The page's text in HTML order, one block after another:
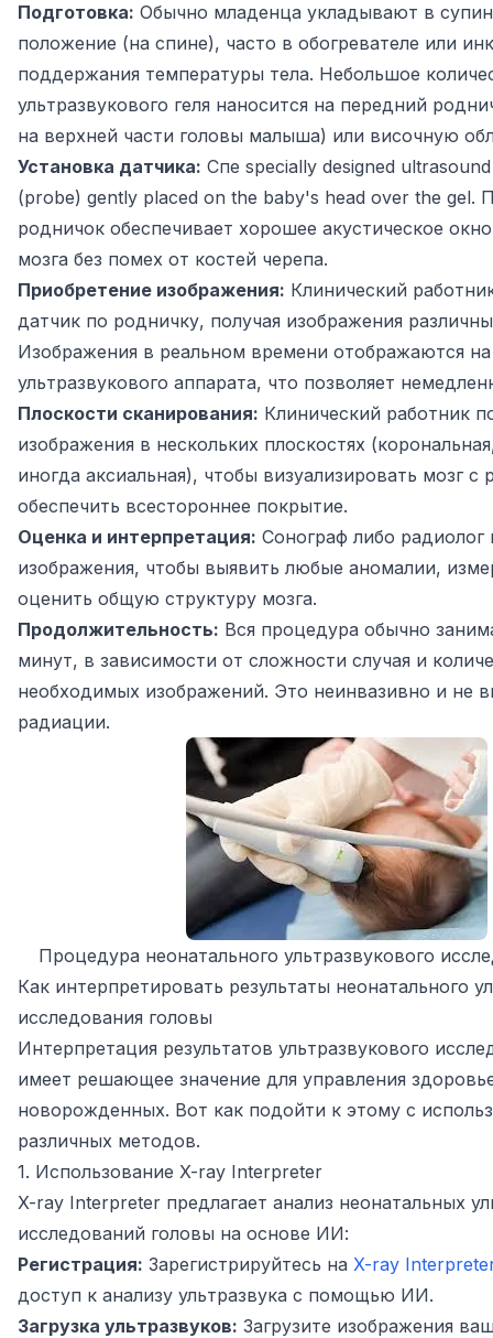
Подготовка: Обычно младенца укладывают в
положение (на спине), часто в обогревателе или
поддержания температуры тела. Небольшое
ультразвукового геля наносится на передний
на верхней части головы малыша) или височную
Установка датчика: Спе specially designed
(probe) gently placed on the baby's head over the gel.
родничок обеспечивает хорошее акустическое
мозга без помех от костей черепа.
Приобретение изображения: Клинический
датчик по родничку, получая изображения
Изображения в реальном времени отображаются
ультразвукового аппарата, что позволяет
Плоскости сканирования: Клинический работник
изображения в нескольких плоскостях
иногда аксиальная), чтобы визуализировать мозг с
обеспечить всестороннее покрытие.
Оценка и интерпретация: Сонограф либо радиолог
изображения, чтобы выявить любые аномалии,
оценить общую структуру мозга.
Продолжительность: Вся процедура обычно
минут, в зависимости от сложности случая и
необходимых изображений. Это неинвазивно и не
радиации.
Процедура неонатального ультразвукового
Как интерпретировать результаты неонатального
исследования головы
Интерпретация результатов ультразвукового
имеет решающее значение для управления
новорожденных. Вот как подойти к этому с
различных методов.
1. Использование X-ray Interpreter
X-ray Interpreter предлагает анализ неонатальных
исследований головы на основе ИИ:
Регистрация: Зарегистрируйтесь на X-ray
доступ к анализу ультразвука с помощью ИИ.
Загрузка ультразвуков: Загрузите изображения